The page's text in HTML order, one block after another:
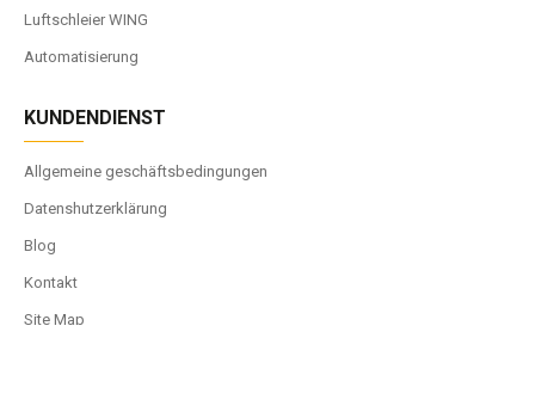
Luftschleier WING
Automatisierung
KUNDENDIENST
Allgemeine geschäftsbedingungen
Datenshutzerklärung
Blog
Kontakt
Site Map